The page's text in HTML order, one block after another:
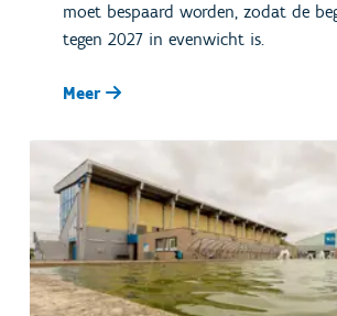
moet bespaard worden, zodat de
tegen 2027 in evenwicht is.
Meer